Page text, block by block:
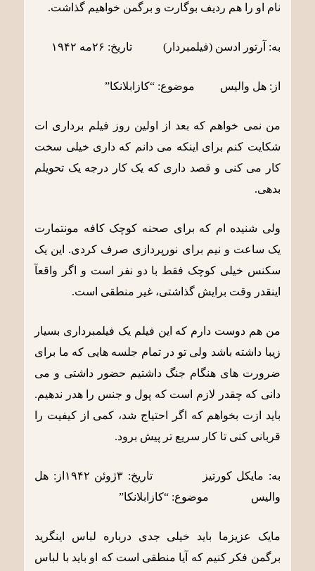
نام او را هم ردیف بوگارت و برگمن خواهیم گذاشت.
به: آرتور ادسن (فیلمبردار) تاریخ: ٢۶مه ١٩۴٢
از: هل والیس موضوع: “کازابلانکا”
من نمی خواهم که بعد از اولین روز فیلم برداری ات
شکایت کنم برای اینکه می دانم که داری خیلی سخت
کار می کنی و قصد داری که یک کار درجه یک تحویلم
بدهی.
ولی شنیده ام که برای صحنه کوچک کافه مونتمارت
یک ساعت و نیم برای نورپردازی صرف کردی. این یک
سکنس خیلی کوچک فقط با دو نفر است و اگر واقعآ
اینقدر وقت برایش گذاشتی، غیر منطقی است.
من هم دوست دارم که این فیلم یک فیلمبرداری بسیار
زیبا داشته باشد ولی تو در تمام جلسه هایی که ما برای
ضرورت های هنگام جنگ داشتیم حضور داشتی و می
دانی که چقدر لازم است که پول و جنس را هدر ندهیم.
باید ازت بخواهم که اگر احتیاج شد، کمی از کیفیت را
قربانی کنی تا کار سریع تر پیش برود.
به: مایکل کورتیز تاریخ: ٣ژوئن ١٩۴٢از: هل
والیس موضوع: “کازابلانکا”
مایک عزیزما باید خیلی جدی درباره لباس اینگرید
برگمن فکر کنیم که آیا منطقی است که او باید با لباس